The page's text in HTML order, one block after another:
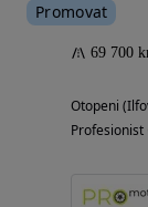
Promovat
69 700
Otopeni
Profesionist